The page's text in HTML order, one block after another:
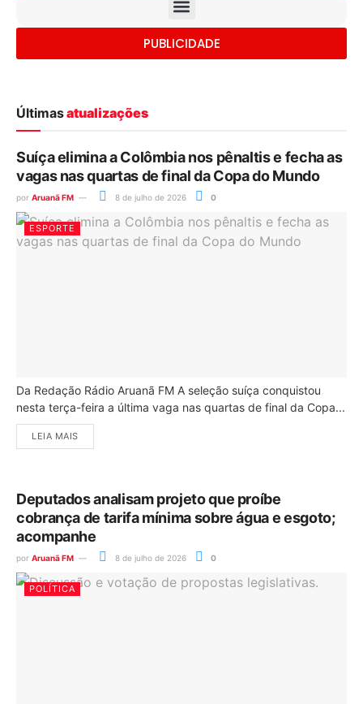
PUBLICIDADE
Últimasatualizações
Suíça elimina a Colômbia nos pênaltis e fecha as
vagas nas quartas de final da Copa do Mundo
por Aruanã FM 8 de julho de 2026 0
ESPORTE
Da Redação Rádio Aruanã FM A seleção suíça conquistou
nesta terça-feira a última vaga nas quartas de final da Copa...
LEIA MAIS
Deputados analisam projeto que proíbe
cobrança de tarifa mínima sobre água e esgoto;
acompanhe
por Aruanã FM 8 de julho de 2026 0
POLÍTICA